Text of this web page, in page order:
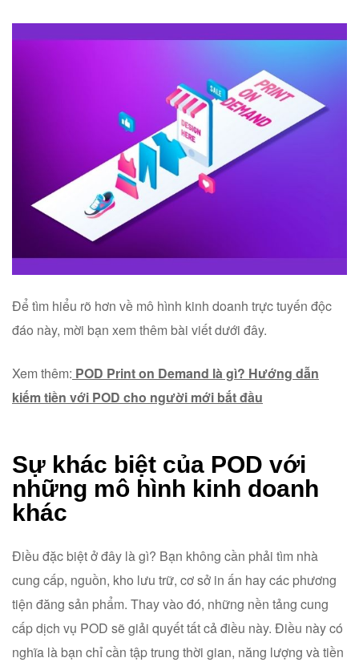
Để tìm hiểu rõ hơn về mô hình kinh doanh trực tuyến độc
đáo này, mời bạn xem thêm bài viết dưới đây.
Xem thêm: POD Print on Demand là gì? Hướng dẫn
kiếm tiền với POD cho người mới bắt đầu
Sự khác biệt của POD với
những mô hình kinh doanh
khác
Điều đặc biệt ở đây là gì? Bạn không cần phải tìm nhà
cung cấp, nguồn, kho lưu trữ, cơ sở in ấn hay các phương
tiện đăng sản phẩm. Thay vào đó, những nền tảng cung
cấp dịch vụ POD sẽ giải quyết tất cả điều này. Điều này có
nghĩa là bạn chỉ cần tập trung thời gian, năng lượng và tiền